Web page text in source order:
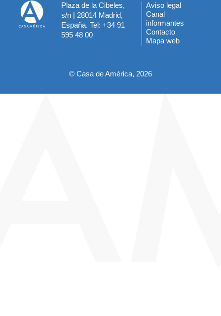
Plaza de la Cibeles,
s/n | 28014 Madrid,
España. Tel: +34 91
595 48 00
Menú
del
pie
Aviso legal
Canal
informantes
Contacto
Mapa web
© Casa de América, 2026